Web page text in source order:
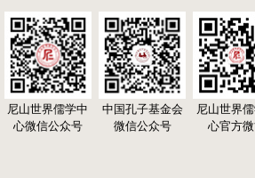
尼山世界儒学中
心微信公众号
中国孔子基金会
微信公众号
尼山世界
心官方